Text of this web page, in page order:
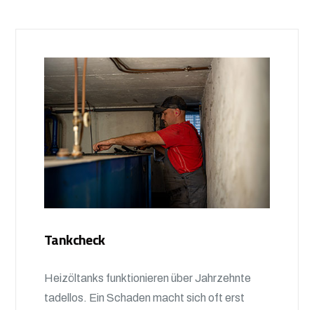
Tankcheck
Heizöltanks funktionieren über Jahrzehnte
tadellos. Ein Schaden macht sich oft erst